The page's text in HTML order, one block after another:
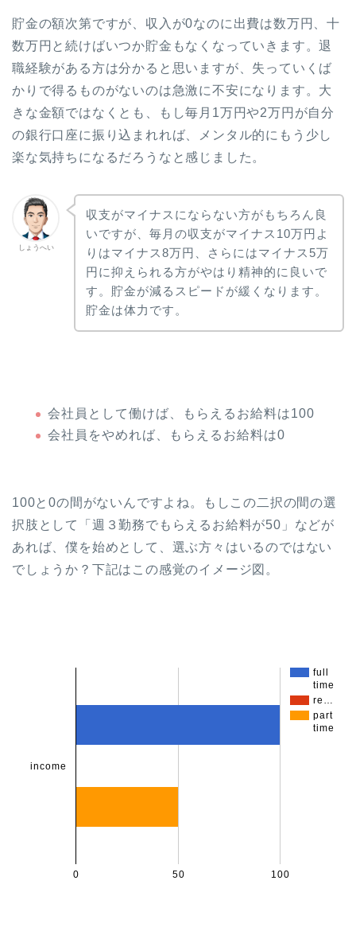
貯金の額次第ですが、収入が0なのに出費は数万円、十
数万円と続けばいつか貯金もなくなっていきます。退
職経験がある方は分かると思いますが、失っていくば
かりで得るものがないのは急激に不安になります。大
きな金額ではなくとも、もし毎月1万円や2万円が自分
の銀行口座に振り込まれれば、メンタル的にもう少し
楽な気持ちになるだろうなと感じました。
しょうへい
収支がマイナスにならない方がもちろん良
いですが、毎月の収支がマイナス10万円よ
りはマイナス8万円、さらにはマイナス5万
円に抑えられる方がやはり精神的に良いで
す。貯金が減るスピードが緩くなります。
貯金は体力です。
会社員として働けば、もらえるお給料は100
会社員をやめれば、もらえるお給料は0
100と0の間がないんですよね。もしこの二択の間の選
択肢として「週３勤務でもらえるお給料が50」などが
あれば、僕を始めとして、選ぶ方々はいるのではない
でしょうか？下記はこの感覚のイメージ図。
full
time
re…
part
time
0 50 100
income